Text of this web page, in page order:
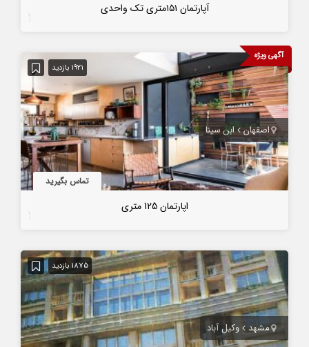
آپارتمان ۱۵۱متری تک واحدی
آگهی ویژه
1921 بازدید
اصفهان ابن سینا
تماس بگیرید
اپارتمان 125 متری
1875 بازدید
مشهد وکیل آباد